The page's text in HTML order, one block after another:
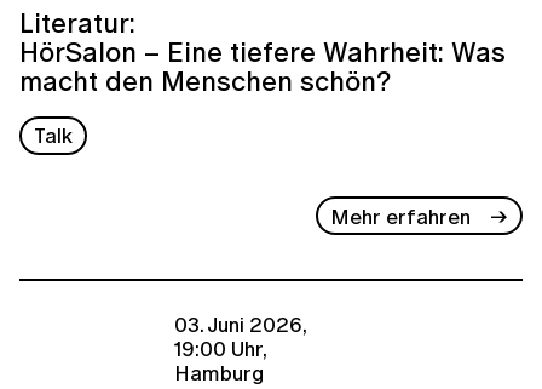
Literatur:
HörSalon – Eine tiefere Wahrheit: Was
macht den Menschen schön?
Talk
Mehr erfahren
03. Juni 2026,
19:00 Uhr,
Hamburg